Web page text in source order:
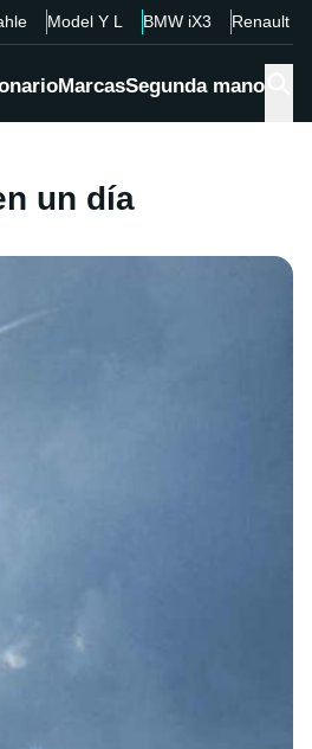
Model Y L BMW iX3 Renault
MarcasSegunda mano
un día